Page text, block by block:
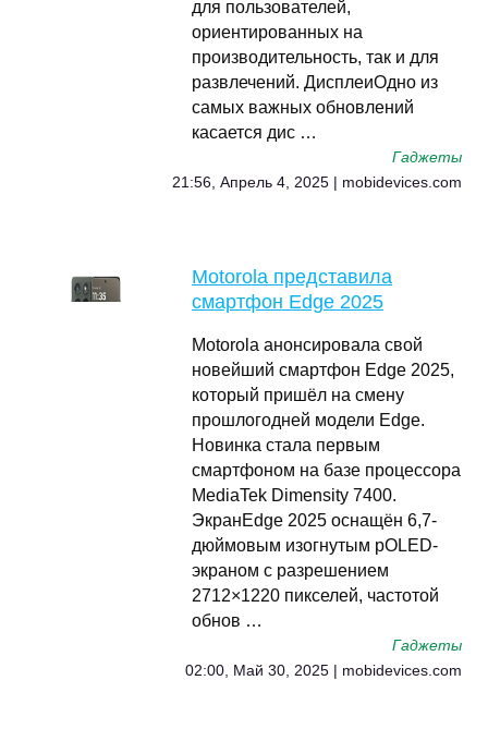
для пользователей,
ориентированных на
производительность, так и для
развлечений. ДисплеиОдно из
самых важных обновлений
касается дис …
Гаджеты
21:56, Апрель 4, 2025 | mobidevices.com
Motorola представила
смартфон Edge 2025
Motorola анонсировала свой
новейший смартфон Edge 2025,
который пришёл на смену
прошлогодней модели Edge.
Новинка стала первым
смартфоном на базе процессора
MediaTek Dimensity 7400.
ЭкранEdge 2025 оснащён 6,7-
дюймовым изогнутым pOLED-
экраном с разрешением
2712×1220 пикселей, частотой
обнов …
Гаджеты
02:00, Май 30, 2025 | mobidevices.com